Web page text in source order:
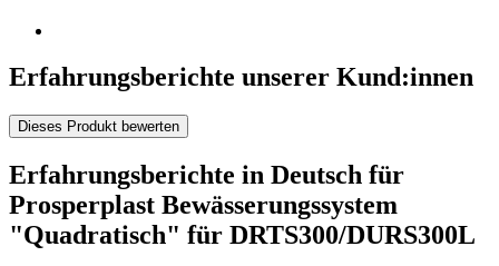
Erfahrungsberichte unserer Kund:innen
Dieses Produkt bewerten
Erfahrungsberichte in Deutsch für
Prosperplast Bewässerungssystem
"Quadratisch" für DRTS300/DURS300L